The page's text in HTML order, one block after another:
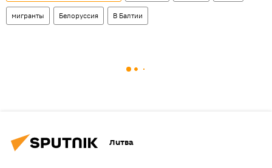
мигранты Белоруссия В Балтии
Литва